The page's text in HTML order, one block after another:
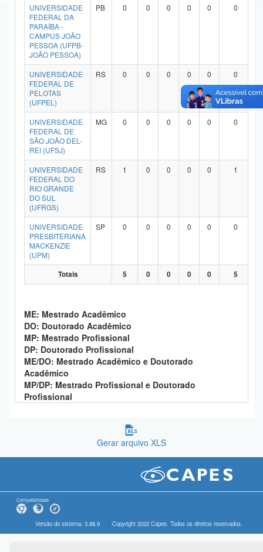
Banco Central do Brasil
UNIVERSIDADE
FEDERAL DA
PARAÍBA -
CAMPUS JOÃO
PESSOA (UFPB-
JOÃO PESSOA)
PB 0 0 0 0 0 0
UNIVERSIDADE
FEDERAL DE
PELOTAS
(UFPEL)
RS 0 0 0 0 0 0
UNIVERSIDADE
FEDERAL DE
SÃO JOÃO DEL-
REI (UFSJ)
MG 0 0 0 0 0 0
UNIVERSIDADE
FEDERAL DO
RIO GRANDE
DO SUL
(UFRGS)
RS 1 0 0 0 0 1
UNIVERSIDADE
PRESBITERIANA
MACKENZIE
(UPM)
SP 0 0 0 0 0 0
Totais 5 0 0 0 0 5
ME: Mestrado Acadêmico
DO: Doutorado Acadêmico
MP: Mestrado Profissional
DP: Doutorado Profissional
ME/DO: Mestrado Acadêmico e Doutorado
Acadêmico
MP/DP: Mestrado Profissional e Doutorado
Profissional
Gerar arquivo XLS
Compatibilidade
Versão do sistema: 3.88.9 Copyright 2022 Capes. Todos os direitos reservados.